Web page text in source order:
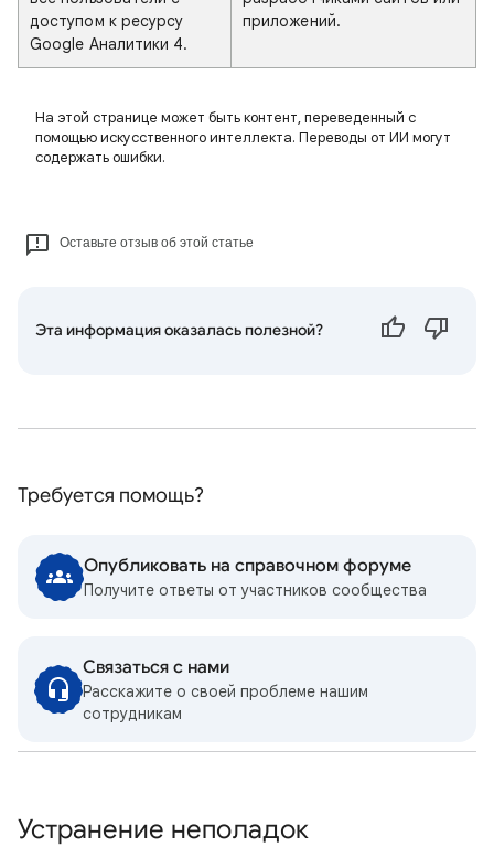
доступом к ресурсу
Google Аналитики 4.
приложений.
На этой странице может быть контент, переведенный с
помощью искусственного интеллекта. Переводы от ИИ могут
содержать ошибки.
Оставьте отзыв об этой статье
Эта информация оказалась полезной?
Требуется помощь?
Опубликовать на справочном форуме
Получите ответы от участников сообщества
Связаться с нами
Расскажите о своей проблеме нашим
сотрудникам
Устранение неполадок